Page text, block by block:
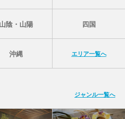
山陰・山陽 四国
沖縄 エリア一覧へ
ジャンル一覧へ